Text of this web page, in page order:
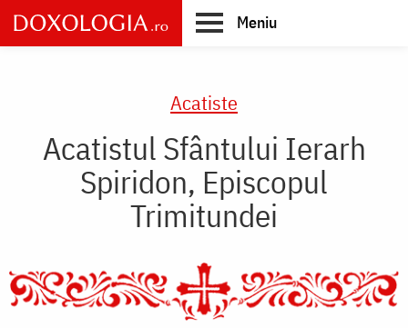
Skip
to
main
Meniu
Acatiste
Acatistul Sfântului Ierarh
Spiridon, Episcopul
Trimitundei